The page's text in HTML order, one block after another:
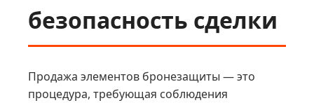
безопасность сделки
Продажа элементов бронезащиты — это
процедура, требующая соблюдения